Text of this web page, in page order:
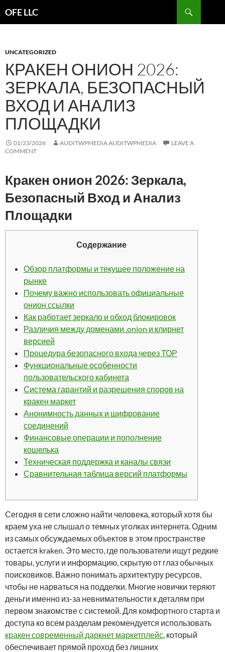
OFE LLC
UNCATEGORIZED
КРАКЕН ОНИОН 2026:
ЗЕРКАЛА, БЕЗОПАСНЫЙ
ВХОД И АНАЛИЗ
ПЛОЩАДКИ
01/23/2026 AUDITWPMEDIA AUDITWPMEDIA
LEAVE A
COMMENT
Кракен онион 2026: Зеркала,
Безопасный Вход и Анализ
Площадки
Содержание
Обзор платформы и текущее положение на
рынке
Почему важно использовать официальные
онион ссылки
Как работает зеркало и обход блокировок
Различия между доменами .onion и клирнет
версией
Процедура безопасного входа через ТОР
Функциональные особенности
пользовательского кабинета
Система гарантий и разрешения споров на
кракен маркет
Анонимность данных и шифрование
соединений
Финансовые операции и пополнение
кошелька
Техническая поддержка и каналы связи
Сравнительная таблица версий платформы
Сегодня в сети сложно найти человека, который хотя бы
краем уха не слышал о темных уголках интернета. Одним
из самых обсуждаемых объектов в этом пространстве
остается kraken. Это место, где пользователи ищут редкие
товары, услуги и информацию, скрытую от глаз обычных
поисковиков. Важно понимать архитектуру ресурсов,
чтобы не нарваться на подделки. Многие новички теряют
деньги именно из-за невнимательности к деталям при
первом знакомстве с системой. Для комфортного старта и
доступа ко всем разделам рекомендуется использовать
кракен современный даркнет маркетплейс, который
обеспечивает прямой проход без лишних